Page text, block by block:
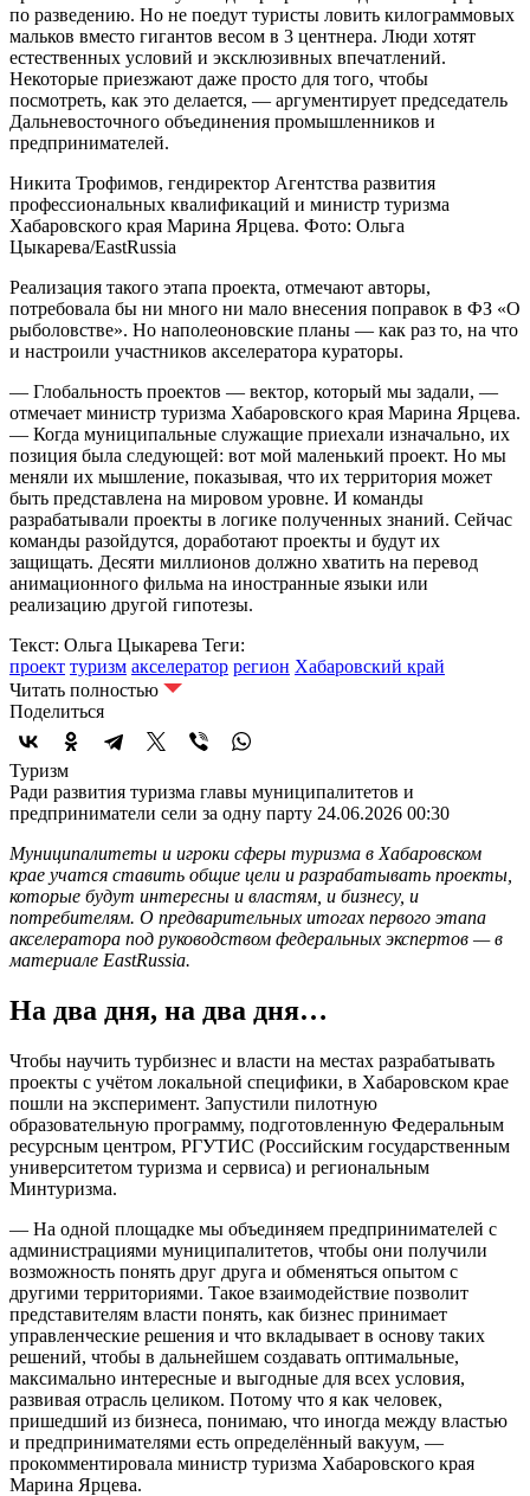
по разведению. Но не поедут туристы ловить килограммовых
мальков вместо гигантов весом в 3 центнера. Люди хотят
естественных условий и эксклюзивных впечатлений.
Некоторые приезжают даже просто для того, чтобы
посмотреть, как это делается, — аргументирует председатель
Дальневосточного объединения промышленников и
предпринимателей.
Никита Трофимов, гендиректор Агентства развития
профессиональных квалификаций и министр туризма
Хабаровского края Марина Ярцева. Фото: Ольга
Цыкарева/EastRussia
Реализация такого этапа проекта, отмечают авторы,
потребовала бы ни много ни мало внесения поправок в ФЗ «О
рыболовстве». Но наполеоновские планы — как раз то, на что
и настроили участников акселератора кураторы.
— Глобальность проектов — вектор, который мы задали, —
отмечает министр туризма Хабаровского края Марина Ярцева.
— Когда муниципальные служащие приехали изначально, их
позиция была следующей: вот мой маленький проект. Но мы
меняли их мышление, показывая, что их территория может
быть представлена на мировом уровне. И команды
разрабатывали проекты в логике полученных знаний. Сейчас
команды разойдутся, доработают проекты и будут их
защищать. Десяти миллионов должно хватить на перевод
анимационного фильма на иностранные языки или
реализацию другой гипотезы.
Текст: Ольга Цыкарева Теги:
проект туризм акселератор регион Хабаровский край
Читать полностью
Поделиться
Туризм
Ради развития туризма главы муниципалитетов и
предприниматели сели за одну парту 24.06.2026 00:30
Муниципалитеты и игроки сферы туризма в Хабаровском
крае учатся ставить общие цели и разрабатывать проекты,
которые будут интересны и властям, и бизнесу, и
потребителям. О предварительных итогах первого этапа
акселератора под руководством федеральных экспертов — в
материале EastRussia.
На два дня, на два дня…
Чтобы научить турбизнес и власти на местах разрабатывать
проекты с учётом локальной специфики, в Хабаровском крае
пошли на эксперимент. Запустили пилотную
образовательную программу, подготовленную Федеральным
ресурсным центром, РГУТИС (Российским государственным
университетом туризма и сервиса) и региональным
Минтуризма.
— На одной площадке мы объединяем предпринимателей с
администрациями муниципалитетов, чтобы они получили
возможность понять друг друга и обменяться опытом с
другими территориями. Такое взаимодействие позволит
представителям власти понять, как бизнес принимает
управленческие решения и что вкладывает в основу таких
решений, чтобы в дальнейшем создавать оптимальные,
максимально интересные и выгодные для всех условия,
развивая отрасль целиком. Потому что я как человек,
пришедший из бизнеса, понимаю, что иногда между властью
и предпринимателями есть определённый вакуум, —
прокомментировала министр туризма Хабаровского края
Марина Ярцева.